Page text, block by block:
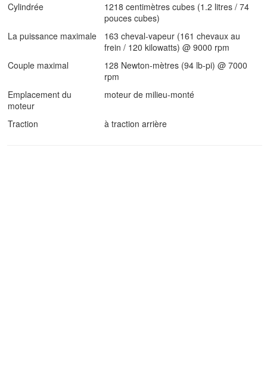
Cylindrée
1218 centimètres cubes (1.2 litres / 74
pouces cubes)
La puissance maximale
163 cheval-vapeur (161 chevaux au
frein / 120 kilowatts) @ 9000 rpm
Couple maximal
128 Newton-mètres (94 lb-pi) @ 7000
rpm
Emplacement du
moteur
moteur de milieu-monté
Traction à traction arrière